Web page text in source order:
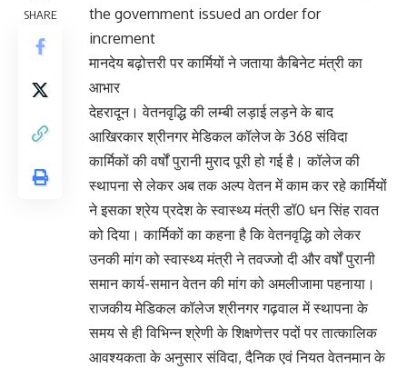
SHARE
the government issued an order for
increment
मानदेय बढ़ोत्तरी पर कार्मियों ने जताया कैबिनेट मंत्री का
आभार
देहरादून। वेतनवृद्धि की लम्बी लड़ाई लड़ने के बाद
आखिरकार श्रीनगर मेडिकल कॉलेज के 368 संविदा
कार्मिकों की वर्षों पुरानी मुराद पूरी हो गई है। कॉलेज की
स्थापना से लेकर अब तक अल्प वेतन में काम कर रहे कार्मियों
ने इसका श्रेय प्रदेश के स्वास्थ्य मंत्री डॉ0 धन सिंह रावत
को दिया। कार्मिकों का कहना है कि वेतनवृद्धि को लेकर
उनकी मांग को स्वास्थ्य मंत्री ने तवज्जो दी और वर्षों पुरानी
समान कार्य-समान वेतन की मांग को अमलीजामा पहनाया।
राजकीय मेडिकल कॉलेज श्रीनगर गढ़वाल में स्थापना के
समय से ही विभिन्न श्रेणी के शिक्षणेत्तर पदों पर तात्कालिक
आवश्यकता के अनुसार संविदा, दैनिक एवं नियत वेतनमान के